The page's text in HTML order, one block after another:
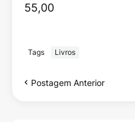
55,00
Tags Livros
Postagem Anterior